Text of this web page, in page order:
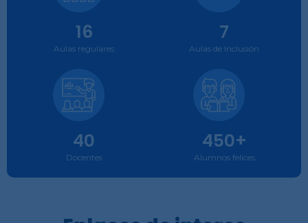
16
Aulas regulares
7
Aulas de Inclusión
40
Docentes
450+
Alumnos felices